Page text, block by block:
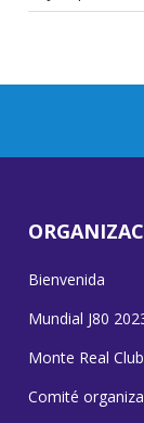
Bienvenida
Mundial J80
Monte Real
Comité